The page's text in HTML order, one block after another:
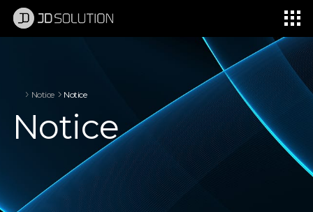
Notice Notice
Notice